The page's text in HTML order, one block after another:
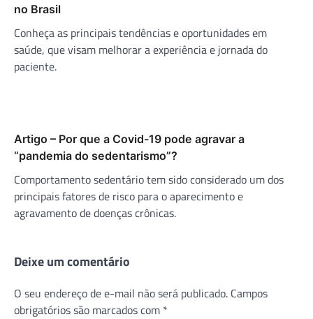
no Brasil
Conheça as principais tendências e oportunidades em
saúde, que visam melhorar a experiência e jornada do
paciente.
Artigo – Por que a Covid-19 pode agravar a
“pandemia do sedentarismo”?
Comportamento sedentário tem sido considerado um dos
principais fatores de risco para o aparecimento e
agravamento de doenças crônicas.
Deixe um comentário
O seu endereço de e-mail não será publicado. Campos
obrigatórios são marcados com *